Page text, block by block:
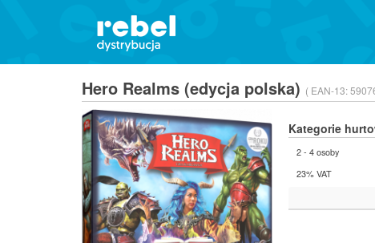
Hero Realms (edycja polska) ( EAN-13:
Kategorie
2 - 4 osoby
23% VAT